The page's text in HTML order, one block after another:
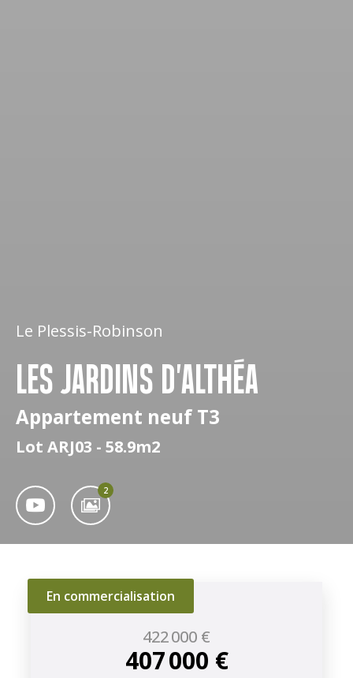
Le Plessis-Robinson
LES JARDINS D'ALTHÉA
Appartement neuf T3
Lot ARJ03 - 58.9m2
2
En commercialisation
422 000 €
407 000 €